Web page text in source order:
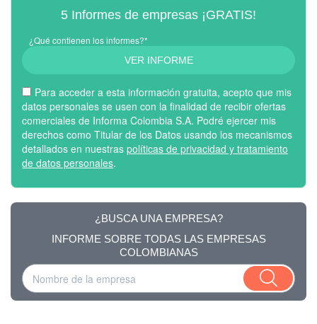
5 Informes de empresas ¡GRATIS!
¿Qué contienen los informes?*
VER INFORME
Para acceder a esta información gratuita, acepto que mis
datos personales se usen con la finalidad de recibir ofertas
comerciales de Informa Colombia S.A. Podré ejercer mis
derechos como Titular de los Datos usando los mecanismos
detallados en nuestras políticas de privacidad y tratamiento
de datos personales.
¿BUSCA UNA EMPRESA?
INFORME SOBRE TODAS LAS EMPRESAS
COLOMBIANAS